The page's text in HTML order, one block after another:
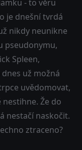
- to věru
je dnešní tvrdá
nikdy neunikne
pseudonymu,
Spleen,
už možná
uvědomovat,
Že do
nestačí naskočit.
ztraceno?